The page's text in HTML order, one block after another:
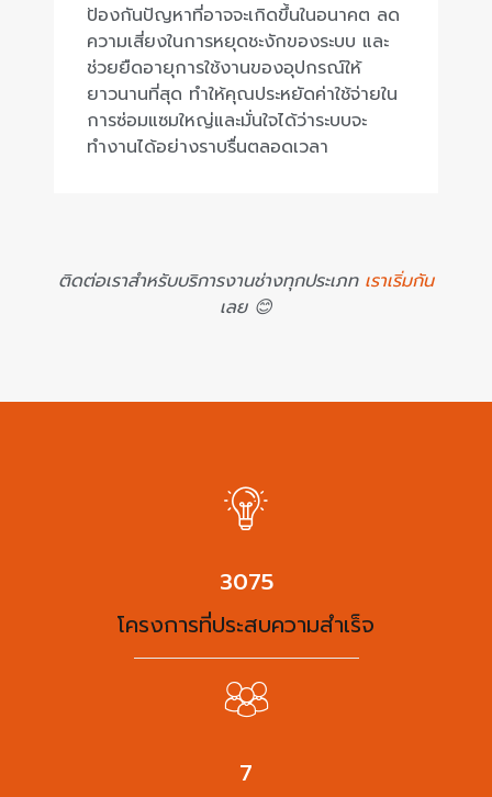
ป้องกันปัญหาที่อาจจะเกิดขึ้นในอนาคต ลด
ความเสี่ยงในการหยุดชะงักของระบบ และ
ช่วยยืดอายุการใช้งานของอุปกรณ์ให้
ยาวนานที่สุด ทำให้คุณประหยัดค่าใช้จ่ายใน
การซ่อมแซมใหญ่และมั่นใจได้ว่าระบบจะ
ทำงานได้อย่างราบรื่นตลอดเวลา
ติดต่อเราสำหรับบริการงานช่างทุกประเภท เราเริ่มกัน
เลย 😊
3975
โครงการที่ประสบความสำเร็จ
9